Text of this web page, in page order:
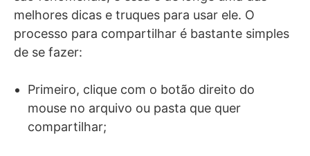
melhores dicas e truques para usar ele. O
processo para compartilhar é bastante simples
de se fazer:
Primeiro, clique com o botão direito do
mouse no arquivo ou pasta que quer
compartilhar;